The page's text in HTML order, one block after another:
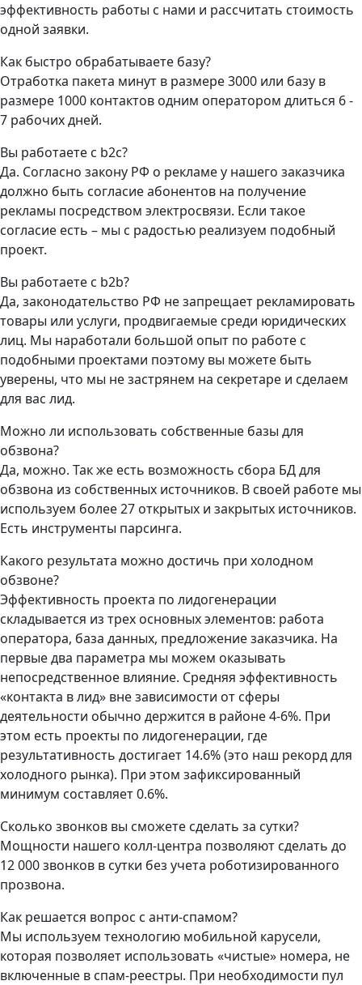
эффективность работы с нами и рассчитать стоимость
одной заявки.
Как быстро обрабатываете базу?
Отработка пакета минут в размере 3000 или базу в
размере 1000 контактов одним оператором длиться 6 -
7 рабочих дней.
Вы работаете с b2c?
Да. Согласно закону РФ о рекламе у нашего заказчика
должно быть согласие абонентов на получение
рекламы посредством электросвязи. Если такое
согласие есть – мы с радостью реализуем подобный
проект.
Вы работаете с b2b?
Да, законодательство РФ не запрещает рекламировать
товары или услуги, продвигаемые среди юридических
лиц. Мы наработали большой опыт по работе с
подобными проектами поэтому вы можете быть
уверены, что мы не застрянем на секретаре и сделаем
для вас лид.
Можно ли использовать собственные базы для
обзвона?
Да, можно. Так же есть возможность сбора БД для
обзвона из собственных источников. В своей работе мы
используем более 27 открытых и закрытых источников.
Есть инструменты парсинга.
Какого результата можно достичь при холодном
обзвоне?
Эффективность проекта по лидогенерации
складывается из трех основных элементов: работа
оператора, база данных, предложение заказчика. На
первые два параметра мы можем оказывать
непосредственное влияние. Средняя эффективность
«контакта в лид» вне зависимости от сферы
деятельности обычно держится в районе 4-6%. При
этом есть проекты по лидогенерации, где
результативность достигает 14.6% (это наш рекорд для
холодного рынка). При этом зафиксированный
минимум составляет 0.6%.
Сколько звонков вы сможете сделать за сутки?
Мощности нашего колл-центра позволяют сделать до
12 000 звонков в сутки без учета роботизированного
прозвона.
Как решается вопрос с анти-спамом?
Мы используем технологию мобильной карусели,
которая позволяет использовать «чистые» номера, не
включенные в спам-реестры. При необходимости пул